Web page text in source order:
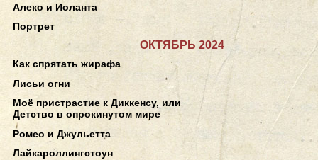
Алеко и Иоланта
Портрет
ОКТЯБРЬ 2024
Как спрятать жирафа
Лисьи огни
Моё пристрастие к Диккенсу, или
Детство в опрокинутом мире
Ромео и Джульетта
Лайкароллингстоун